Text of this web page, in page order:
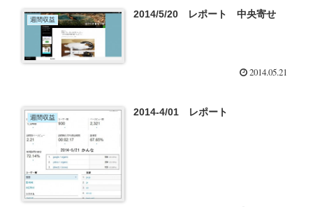
週間収益 2014/5/20 レポート 中央寄せ
2014.05.21
週間収益 2014-4/01 レポート